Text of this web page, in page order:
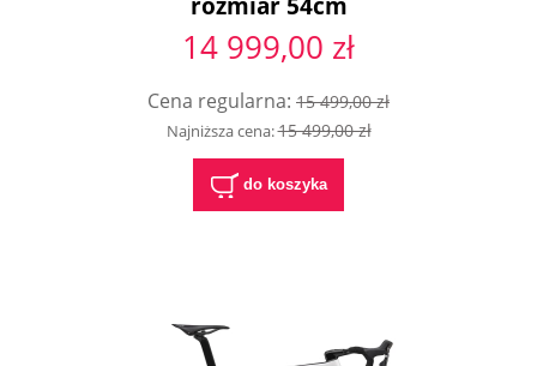
14 999,00 zł
Cena regularna: 15 499,00 zł
Najniższa cena:15 499,00 zł
do koszyka